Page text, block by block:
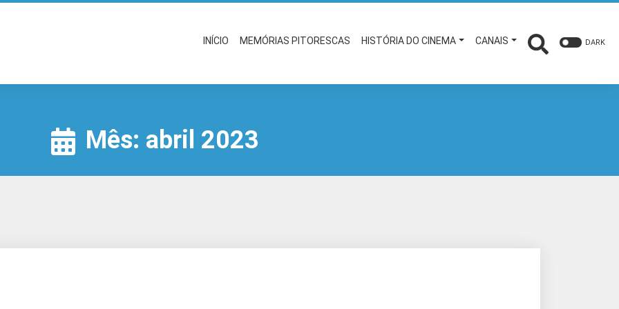
INÍCIO MEMÓRIAS PITORESCAS HISTÓRIA DO CINEMA CANAIS DARK
Mês: abril 2023